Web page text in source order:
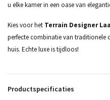
u elke kamer in een oase van
Kies voor het Terrain Designer
perfecte combinatie van traditionele
huis. Echte luxe is tijdloos!
Productspecificaties